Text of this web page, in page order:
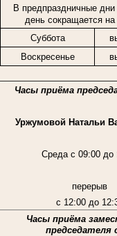
В предпраздничные дни
день сокращается на
Суббота
Воскресенье
Часы приёма
Уржумовой Натальи
Среда с 09:00 до
перерыв
с 12:00 до
Часы приёма
председателя